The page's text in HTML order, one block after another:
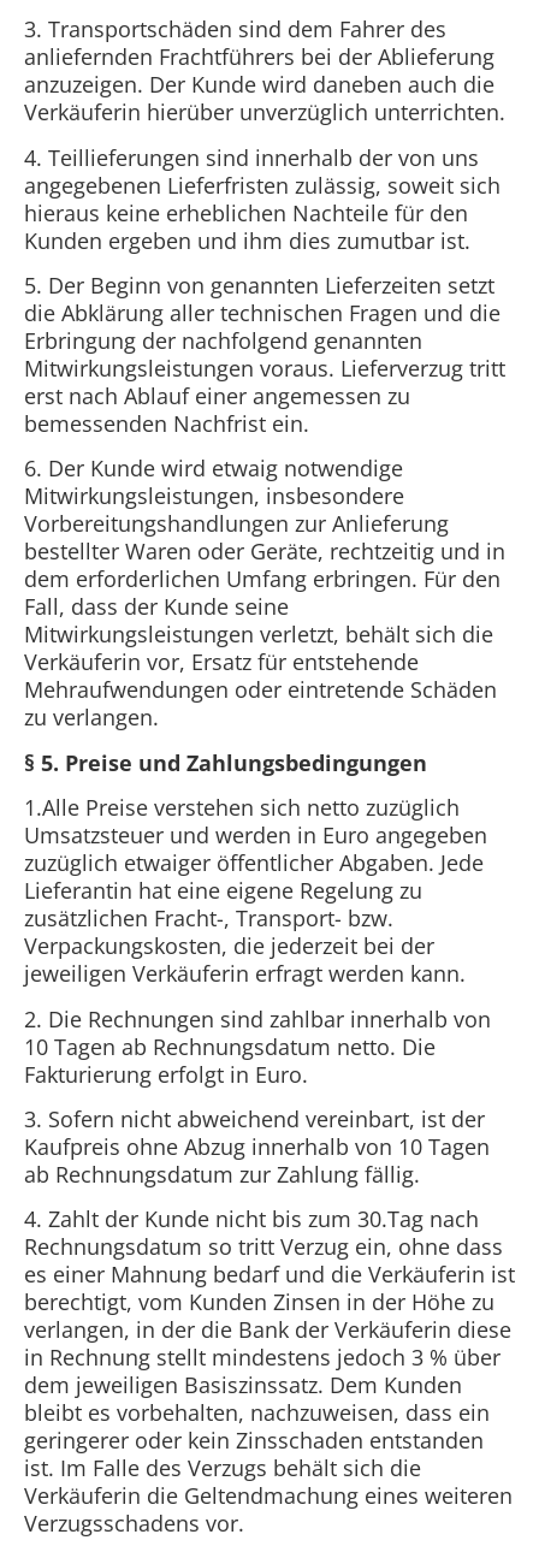
3. Transportschäden sind dem Fahrer des
anliefernden Frachtführers bei der Ablieferung
anzuzeigen. Der Kunde wird daneben auch die
Verkäuferin hierüber unverzüglich unterrichten.
4. Teillieferungen sind innerhalb der von uns
angegebenen Lieferfristen zulässig, soweit sich
hieraus keine erheblichen Nachteile für den
Kunden ergeben und ihm dies zumutbar ist.
5. Der Beginn von genannten Lieferzeiten setzt
die Abklärung aller technischen Fragen und die
Erbringung der nachfolgend genannten
Mitwirkungsleistungen voraus. Lieferverzug tritt
erst nach Ablauf einer angemessen zu
bemessenden Nachfrist ein.
6. Der Kunde wird etwaig notwendige
Mitwirkungsleistungen, insbesondere
Vorbereitungshandlungen zur Anlieferung
bestellter Waren oder Geräte, rechtzeitig und in
dem erforderlichen Umfang erbringen. Für den
Fall, dass der Kunde seine
Mitwirkungsleistungen verletzt, behält sich die
Verkäuferin vor, Ersatz für entstehende
Mehraufwendungen oder eintretende Schäden
zu verlangen.
§ 5. Preise und Zahlungsbedingungen
1.Alle Preise verstehen sich netto zuzüglich
Umsatzsteuer und werden in Euro angegeben
zuzüglich etwaiger öffentlicher Abgaben. Jede
Lieferantin hat eine eigene Regelung zu
zusätzlichen Fracht-, Transport- bzw.
Verpackungskosten, die jederzeit bei der
jeweiligen Verkäuferin erfragt werden kann.
2. Die Rechnungen sind zahlbar innerhalb von
10 Tagen ab Rechnungsdatum netto. Die
Fakturierung erfolgt in Euro.
3. Sofern nicht abweichend vereinbart, ist der
Kaufpreis ohne Abzug innerhalb von 10 Tagen
ab Rechnungsdatum zur Zahlung fällig.
4. Zahlt der Kunde nicht bis zum 30.Tag nach
Rechnungsdatum so tritt Verzug ein, ohne dass
es einer Mahnung bedarf und die Verkäuferin ist
berechtigt, vom Kunden Zinsen in der Höhe zu
verlangen, in der die Bank der Verkäuferin diese
in Rechnung stellt mindestens jedoch 3 % über
dem jeweiligen Basiszinssatz. Dem Kunden
bleibt es vorbehalten, nachzuweisen, dass ein
geringerer oder kein Zinsschaden entstanden
ist. Im Falle des Verzugs behält sich die
Verkäuferin die Geltendmachung eines weiteren
Verzugsschadens vor.